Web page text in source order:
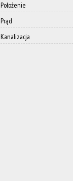
Położenie
Prąd
Kanalizacja